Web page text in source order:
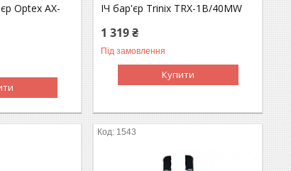
Optex AX-
ІЧ бар'єр Trinix TRX-1B/40MW
1 319 ₴
Під замовлення
Купити
1543